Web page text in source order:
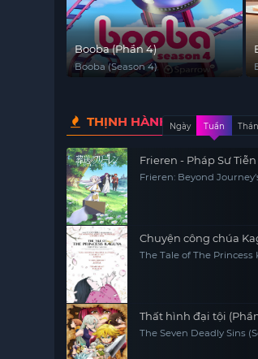
Booba (Phần 4)
Booba (Season 4)
THỊNH HÀNHNgày Tuần
Frieren - Pháp Sư
Frieren: Beyond
Chuyện công chúa
The Tale of The Princess
Thất hình đại tội
The Seven Deadly Sins